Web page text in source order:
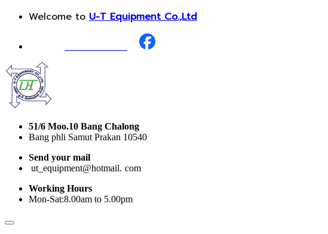
Welcome to U-T Equipment Co.,Ltd
51/6 Moo.10 Bang Chalong
Bang phli Samut Prakan 10540
Send your mail
ut_equipment@hotmail. com
Working Hours
Mon-Sat:8.00am to 5.00pm